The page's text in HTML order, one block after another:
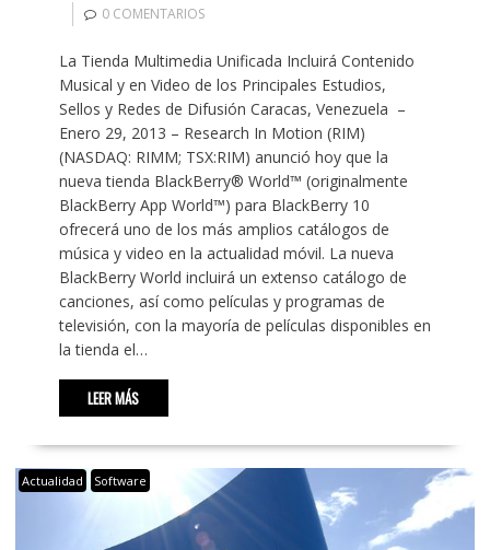
0 COMENTARIOS
La Tienda Multimedia Unificada Incluirá Contenido
Musical y en Video de los Principales Estudios,
Sellos y Redes de Difusión Caracas, Venezuela –
Enero 29, 2013 – Research In Motion (RIM)
(NASDAQ: RIMM; TSX:RIM) anunció hoy que la
nueva tienda BlackBerry® World™ (originalmente
BlackBerry App World™) para BlackBerry 10
ofrecerá uno de los más amplios catálogos de
música y video en la actualidad móvil. La nueva
BlackBerry World incluirá un extenso catálogo de
canciones, así como películas y programas de
televisión, con la mayoría de películas disponibles en
la tienda el…
LEER MÁS
Actualidad Software